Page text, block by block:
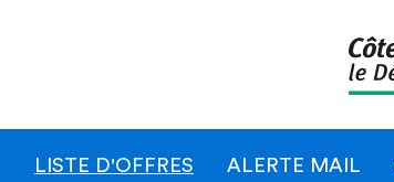
LISTE D'OFFRES ALERTE MAIL